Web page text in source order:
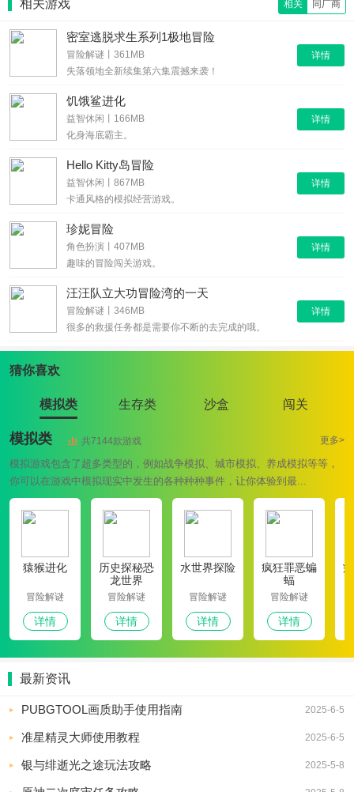
相关游戏 相关 同厂商
详情
密室逃脱求生系列1极地冒险
冒险解谜丨361MB
失落领地全新续集第六集震撼来袭！
详情
饥饿鲨进化
益智休闲丨166MB
化身海底霸主。
详情
Hello Kitty岛冒险
益智休闲丨867MB
卡通风格的模拟经营游戏。
详情
珍妮冒险
角色扮演丨407MB
趣味的冒险闯关游戏。
详情
汪汪队立大功冒险湾的一天
冒险解谜丨346MB
很多的救援任务都是需要你不断的去完成的哦。
猜你喜欢
模拟类 生存类 沙盒 闯关
模拟类 共7144款游戏 更多>
模拟游戏包含了超多类型的，例如战争模拟、城市模拟、养成模拟等等，
你可以在游戏中模拟现实中发生的各种种种事件，让你体验到最...
猿猴进化
冒险解谜
详情
历史探秘恐
龙世界
冒险解谜
详情
水世界探险
冒险解谜
详情
疯狂罪恶蝙
蝠
冒险解谜
详情
最新资讯
PUBGTOOL画质助手使用指南 2025-6-5
准星精灵大师使用教程 2025-6-5
银与绯逝光之途玩法攻略 2025-5-8